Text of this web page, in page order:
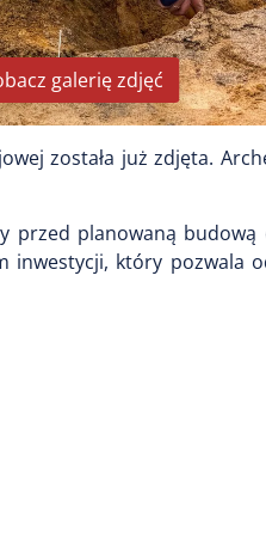
galerię zdjęć
została już zdjęta.
przed planowaną
inwestycji, który pozwala